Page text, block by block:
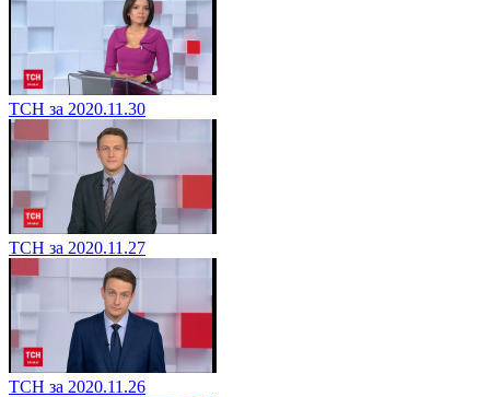
ТСН за 2020.11.30
ТСН за 2020.11.27
ТСН за 2020.11.26